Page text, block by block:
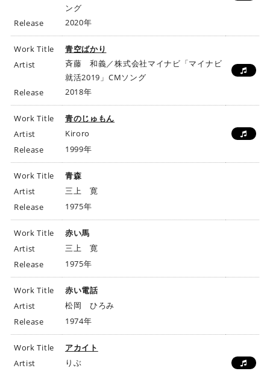
ング
Release
2020年
Work Title
青空ばかり
Artist
斉藤 和義／株式会社マイナビ「マイナビ
就活2019」CMソング
Release
2018年
Work Title
青のじゅもん
Artist
Kiroro
Release
1999年
Work Title
青森
Artist
三上 寛
Release
1975年
Work Title
赤い馬
Artist
三上 寛
Release
1975年
Work Title
赤い電話
Artist
松岡 ひろみ
Release
1974年
Work Title
アカイト
Artist
りぶ